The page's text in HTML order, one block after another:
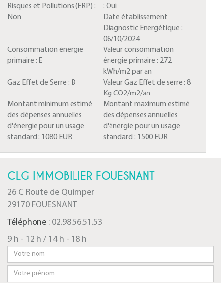
Risques et Pollutions (ERP) :
Non
: Oui
Date établissement
Diagnostic Energétique :
08/10/2024
Consommation énergie
primaire : E
Valeur consommation
énergie primaire : 272
kWh/m2 par an
Gaz Effet de Serre : B Valeur Gaz Effet de serre : 8
Kg CO2/m2/an
Montant minimum estimé
des dépenses annuelles
d'énergie pour un usage
standard : 1080 EUR
Montant maximum estimé
des dépenses annuelles
d'énergie pour un usage
standard : 1500 EUR
CLG IMMOBILIER FOUESNANT
26 C Route de Quimper
29170 FOUESNANT
Téléphone : 02.98.56.51.53
9 h - 12 h / 14 h - 18 h